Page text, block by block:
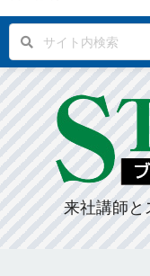
来社講師と